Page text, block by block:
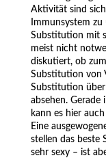
Aktivität sind
Immunsystem
Substitution mit
meist nicht
diskutiert, ob
Substitution von
Substitution über
absehen.
kann es hier
Eine
stellen das beste
sehr sexy – ist